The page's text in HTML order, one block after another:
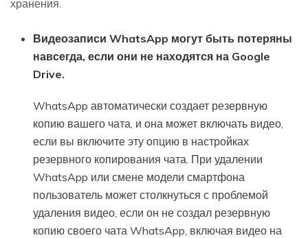
хранения.
Видеозаписи WhatsApp могут быть потеряны
навсегда, если они не находятся на Google
Drive.
WhatsApp автоматически создает резервную
копию вашего чата, и она может включать видео,
если вы включите эту опцию в настройках
резервного копирования чата. При удалении
WhatsApp или смене модели смартфона
пользователь может столкнуться с проблемой
удаления видео, если он не создал резервную
копию своего чата WhatsApp, включая видео на